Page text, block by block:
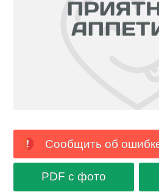
Сообщить об
PDF с фото